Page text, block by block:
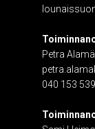
Petra
040 153